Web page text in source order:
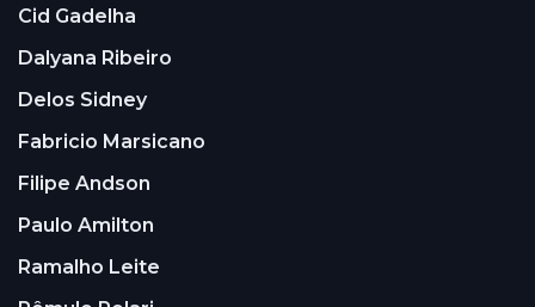
Cid Gadelha
Dalyana Ribeiro
Delos Sidney
Fabricio Marsicano
Filipe Andson
Paulo Amilton
Ramalho Leite